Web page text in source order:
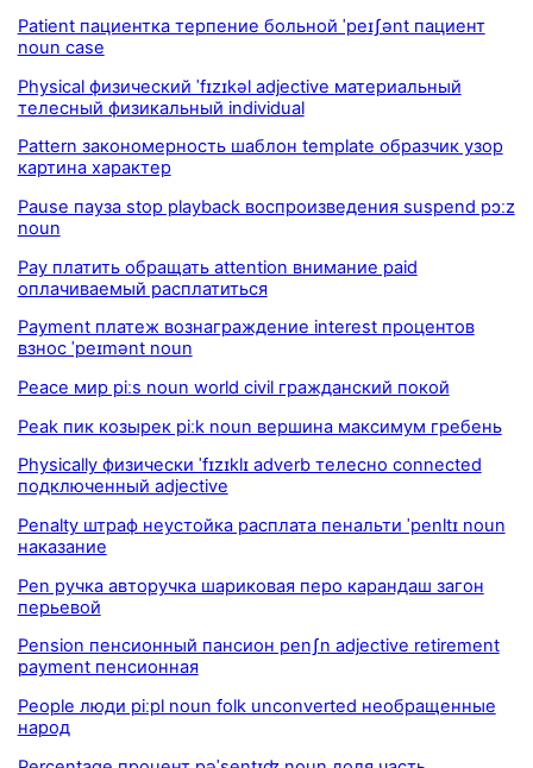
Patient пациентка терпение больной ˈpeɪʃənt пациент
noun case
Physical физический ˈfɪzɪkəl adjective материальный
телесный физикальный individual
Pattern закономерность шаблон template образчик узор
картина характер
Pause пауза stop playback воспроизведения suspend pɔːz
noun
Pay платить обращать attention внимание paid
оплачиваемый расплатиться
Payment платеж вознаграждение interest процентов
взнос ˈpeɪmənt noun
Peace мир piːs noun world civil гражданский покой
Peak пик козырек piːk noun вершина максимум гребень
Physically физически ˈfɪzɪklɪ adverb телесно connected
подключенный adjective
Penalty штраф неустойка расплата пенальти ˈpenltɪ noun
наказание
Pen ручка авторучка шариковая перо карандаш загон
перьевой
Pension пенсионный пансион penʃn adjective retirement
payment пенсионная
People люди piːpl noun folk unconverted необращенные
народ